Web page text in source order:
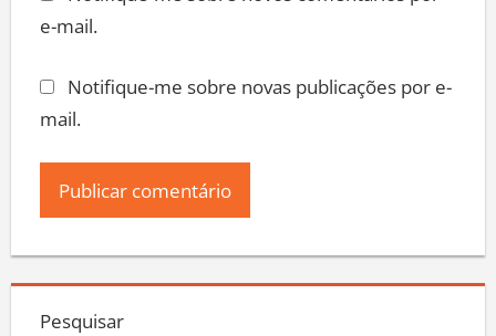
e-mail.
Notifique-me sobre novas publicações por e-
mail.
Pesquisar